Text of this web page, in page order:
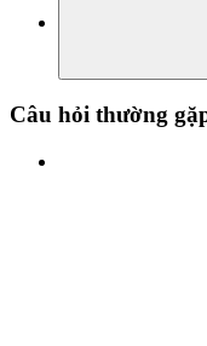
Câu hỏi thường